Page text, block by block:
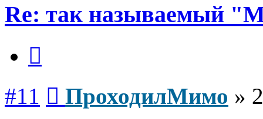
Re: так называемый
#11 ПроходилМимо »